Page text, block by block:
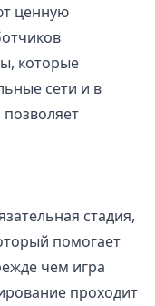
ценную
которые
сети и в
стадия,
помогает
чем игра
проходит